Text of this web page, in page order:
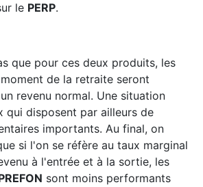
le PERP.
que pour ces deux produits, les
de la retraite seront
revenu normal. Une situation
qui disposent par ailleurs de
importants. Au final, on
si l'on se réfère au taux marginal
à l'entrée et à la sortie, les
sont moins performants